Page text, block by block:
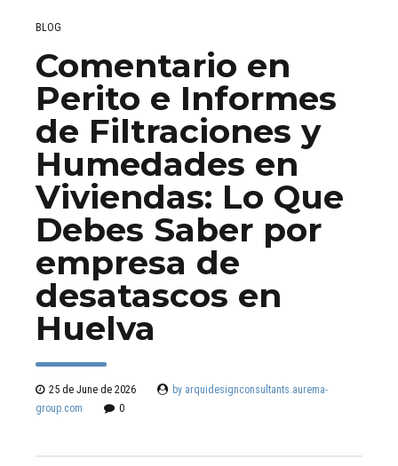
BLOG
Comentario en
Perito e Informes
de Filtraciones y
Humedades en
Viviendas: Lo Que
Debes Saber por
empresa de
desatascos en
Huelva
25 de June de 2026
by arquidesignconsultants.aurema-
group.com
0